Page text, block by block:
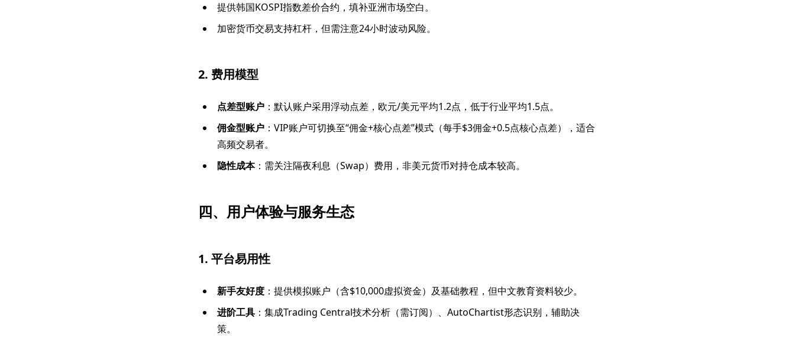
提供韩国KOSPI指数差价合约，填补亚洲市场空白。
加密货币交易支持杠杆，但需注意24小时波动风险。
2. 费用模型
点差型账户：默认账户采用浮动点差，欧元/美元平均1.2点，低于行业平均1.5点。
佣金型账户：VIP账户可切换至“佣金+核心点差”模式（每手$3佣金+0.5点核心点差），适合
高频交易者。
隐性成本：需关注隔夜利息（Swap）费用，非美元货币对持仓成本较高。
四、用户体验与服务生态
1. 平台易用性
新手友好度：提供模拟账户（含$10,000虚拟资金）及基础教程，但中文教育资料较少。
进阶工具：集成Trading Central技术分析（需订阅）、AutoChartist形态识别，辅助决
策。